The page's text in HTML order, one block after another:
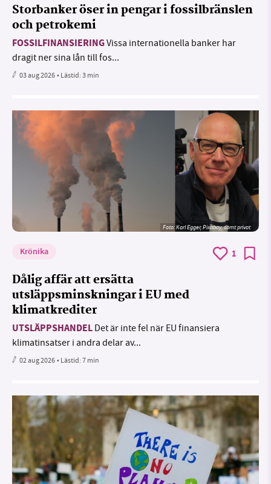
Storbanker öser in pengar i fossilbränslen
och petrokemi
FOSSILFINANSIERINGVissa internationella banker har
dragit ner sina lån till fos...
03 aug 2026• Lästid:3 min
Foto:Karl Egger, Pixabay, samt privat
Krönika 1
Dålig affär att ersätta
utsläppsminskningar i EU med
klimatkrediter
UTSLÄPPSHANDEL Det är inte fel när EU finansiera
klimatinsatser i andra delar av...
02 aug 2026• Lästid:7 min